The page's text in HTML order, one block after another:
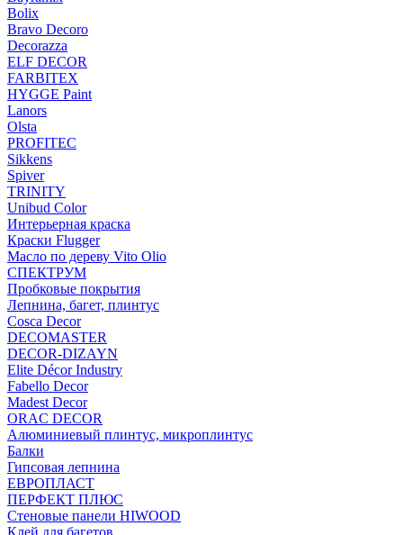
Bolix
Bravo Decoro
Decorazza
ELF DECOR
FARBITEX
HYGGE Paint
Lanors
Olsta
PROFITEC
Sikkens
Spiver
TRINITY
Unibud Color
Интерьерная краска
Краски Flugger
Масло по дереву Vito Olio
СПЕКТРУМ
Пробковые покрытия
Лепнина, багет, плинтус
Cosca Decor
DECOMASTER
DECOR-DIZAYN
Elite Décor Industry
Fabello Decor
Madest Decor
ORAC DECOR
Алюминиевый плинтус, микроплинтус
Балки
Гипсовая лепнина
ЕВРОПЛАСТ
ПЕРФЕКТ ПЛЮС
Стеновые панели HIWOOD
Клей для багетов